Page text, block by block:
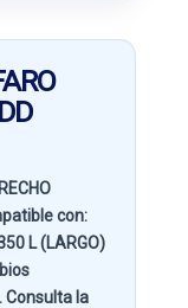
con:
L (LARGO)
. Consulta la